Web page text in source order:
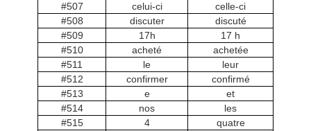
#507
celui-ci
celle-ci
#508
discuter
discuté
#509
17h
17 h
#510
acheté
achetée
#511
le
leur
#512
confirmer
confirmé
#513
e
et
#514
nos
les
#515
4
quatre